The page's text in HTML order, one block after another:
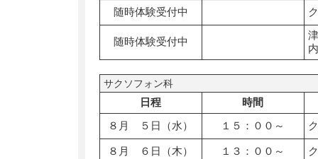
随時体験受付中
随時体験受付中
サクソフォン科
日程
時間
８月 ５日（水）
１５：００～
８月 ６日（木） １３：００～